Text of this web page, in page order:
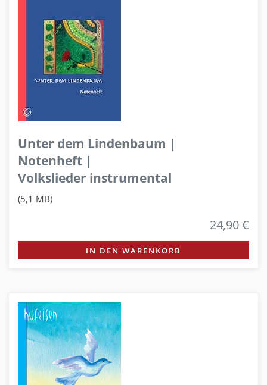
Unter dem Lindenbaum |
Notenheft |
Volkslieder instrumental
(5,1 MB)
24,90 €
IN DEN WARENKORB